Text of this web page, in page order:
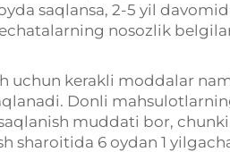
saqlansa, 2-5 yil
nosozlik
uchun kerakli moddalar
Donli
muddati bor,
sharoitida 6 oydan 1